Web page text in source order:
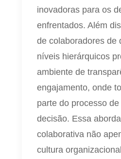
inovadoras para os
enfrentados. Além
de colaboradores de
níveis hierárquicos
ambiente de
engajamento, onde
parte do processo
decisão. Essa
colaborativa não
cultura